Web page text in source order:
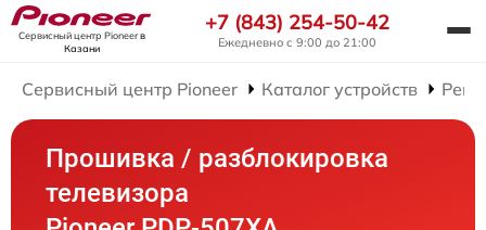
Сервисный центр Pioneerв
Казани
+7 (843) 254-50-42
Ежедневно с 9:00 до 21:00
Сервисный центр Pioneer Каталог устройств
Прошивка / разблокировка
телевизора